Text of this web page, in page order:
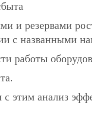
и резервами
с названными
работы
с этим анализ